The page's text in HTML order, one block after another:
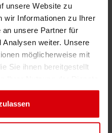
unsere Website zu
wir Informationen zu Ihrer
an unsere Partner für
Analysen weiter. Unsere
möglicherweise mit
Sie ihnen bereitgestellt
zu unseren
weiterhin nutzen.
- 180
7,0 - 8,0 cm3
- 320
cm
4,5 - 6,0 cm3
/m2